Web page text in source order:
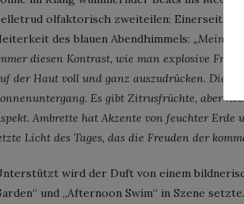
olfaktorisch zweiteilen: Einerseits
des blauen Abendhimmels: „Mein
diesen Kontrast, wie man explosive
der Haut voll und ganz auszudrücken. Die
Es gibt Zitrusfrüchte, aber
Ambrette hat Akzente von feuchter
Licht des Tages, das die Freuden der
wird der Duft von einem
und „Afternoon Swim“ in Szene